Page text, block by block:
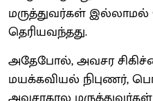
மருத்துவர்கள்
தெரியவந்தது.
அதேபோல், அவசர
மயக்கவியல் நிபுணர்,